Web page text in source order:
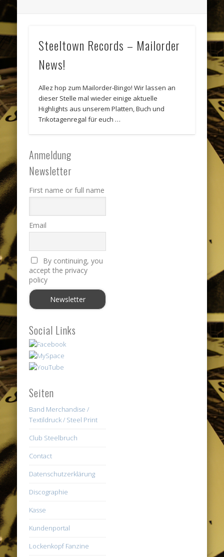
Steeltown Records – Mailorder
News!
Allez hop zum Mailorder-Bingo! Wir lassen an
dieser Stelle mal wieder einige aktuelle
Highlights aus unserem Platten, Buch und
Trikotagenregal für euch …
Anmeldung
Newsletter
First name or full name
Email
By continuing, you
accept the privacy
policy
Social Links
Seiten
Band Merchandise /
Textildruck / Steel Print
Club Steelbruch
Contact
Datenschutzerklärung
Discographie
Kasse
Kundenportal
Lockenkopf Fanzine